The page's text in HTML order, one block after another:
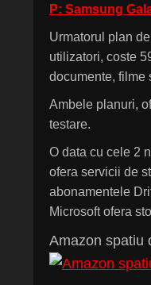
P: Samsung
Urmatorul plan
utilizatori, coste
documente, filme
Ambele planuri,
testare.
O data cu cele 2
ofera servicii de
abonamentele
Microsoft ofera
Amazon spatiu